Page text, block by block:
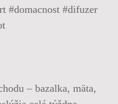
#domacnost #difuzer